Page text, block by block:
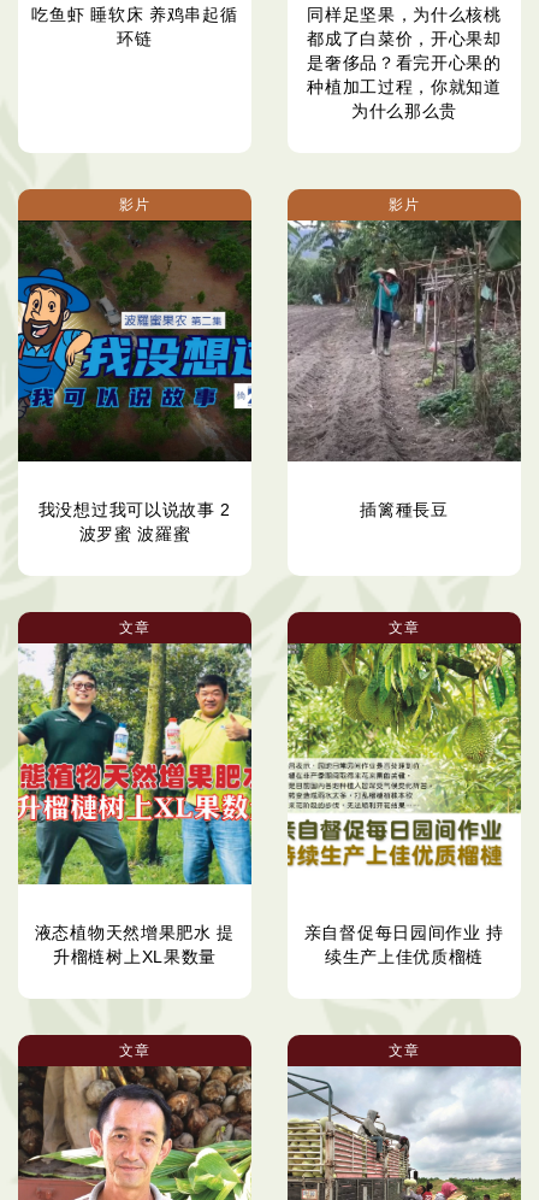
吃鱼虾 睡软床 养鸡串起循
环链
同样足坚果，为什么核桃
都成了白菜价，开心果却
是奢侈品？看完开心果的
种植加工过程，你就知道
为什么那么贵
影片
我没想过我可以说故事 2
波罗蜜 波羅蜜
影片
插篱種長豆
文章
液态植物天然增果肥水 提
升榴梿树上XL果数量
文章
亲自督促每日园间作业 持
续生产上佳优质榴梿
文章 文章